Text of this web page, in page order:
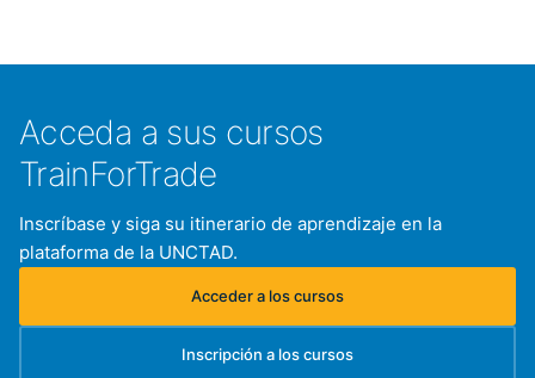
Acceda a sus cursos
TrainForTrade
Inscríbase y siga su itinerario de aprendizaje en la
plataforma de la UNCTAD.
Acceder a los cursos
(se abre en una nueva pestaña)
Inscripción a los cursos
(se abre en una nueva pestaña)